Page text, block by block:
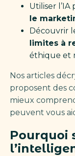
Utiliser
le
Découvrir
limites à
éthique et
Nos articles
proposent des
mieux
peuvent vous
Pourquoi